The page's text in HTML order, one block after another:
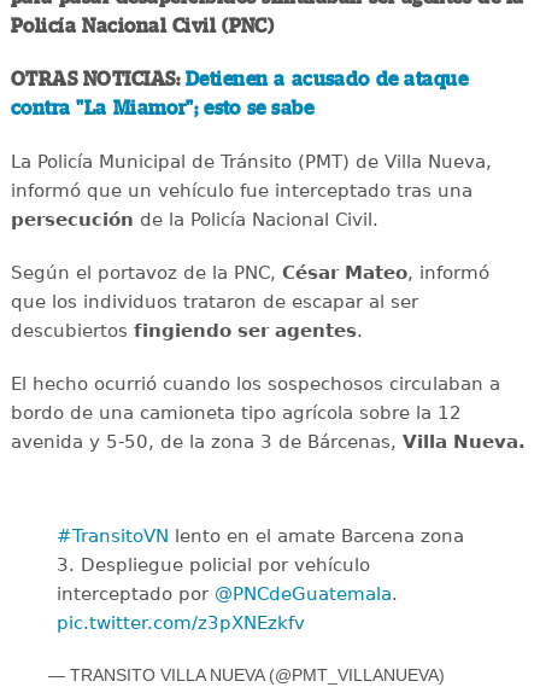
Policía Nacional Civil (PNC)
OTRAS NOTICIAS: Detienen a acusado de ataque
contra "La Miamor"; esto se sabe
La Policía Municipal de Tránsito (PMT) de Villa Nueva,
informó que un vehículo fue interceptado tras una
persecución de la Policía Nacional Civil.
Según el portavoz de la PNC, César Mateo, informó
que los individuos trataron de escapar al ser
descubiertos fingiendo ser agentes.
El hecho ocurrió cuando los sospechosos circulaban a
bordo de una camioneta tipo agrícola sobre la 12
avenida y 5-50, de la zona 3 de Bárcenas, Villa Nueva.
#TransitoVN
lento en el amate Barcena zona
3. Despliegue policial por vehículo
interceptado por @PNCdeGuatemala.
pic.twitter.com/z3pXNEzkfv
— TRANSITO VILLA NUEVA (@PMT_VILLANUEVA)